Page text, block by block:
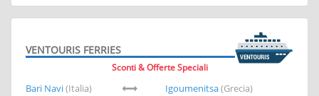
VENTOURIS FERRIES
Sconti & Offerte Speciali
Bari Navi(Italia) Igoumenitsa(Grecia)